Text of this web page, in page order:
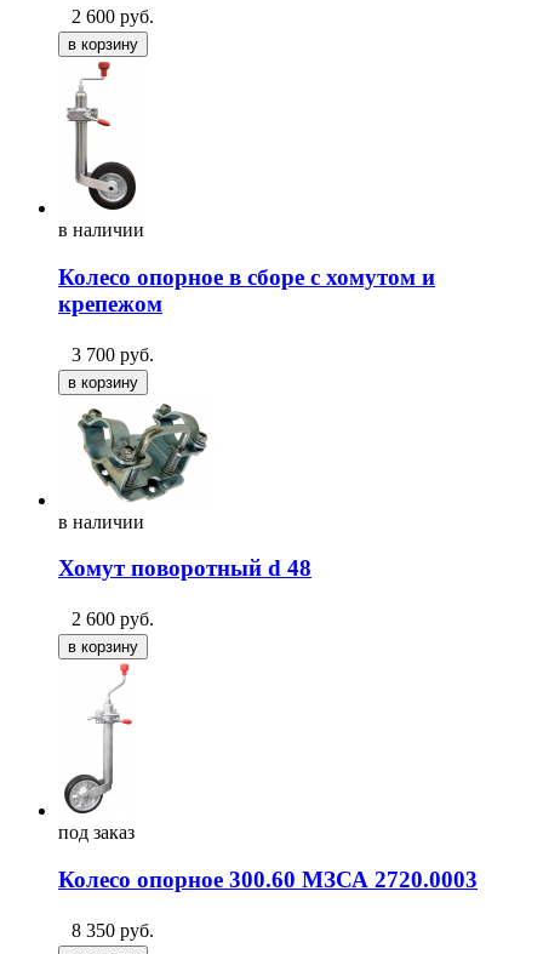
2 600 руб.
в наличии
Колесо опорное в сборе с хомутом и
крепежом
3 700 руб.
в наличии
Хомут поворотный d 48
2 600 руб.
под заказ
Колесо опорное 300.60 МЗСА 2720.0003
8 350 руб.